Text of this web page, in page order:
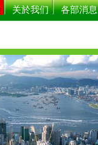
关於我们 各部消息